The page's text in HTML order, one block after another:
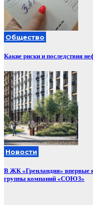
Общество
Какие риски и последствия
Новости
В ЖК «Гренландия» впервые
группы компаний «СОЮЗ»